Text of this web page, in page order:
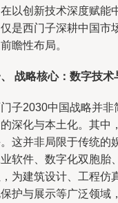
以创新技术深度赋能
是西门子深耕中国市
瞻性布局。
战略核心：数字技
子2030中国战略并非
深化与本土化。其中
这并非局限于传统的
软件、数字化双胞胎
为建筑设计、工程仿
护与展示等广泛领域